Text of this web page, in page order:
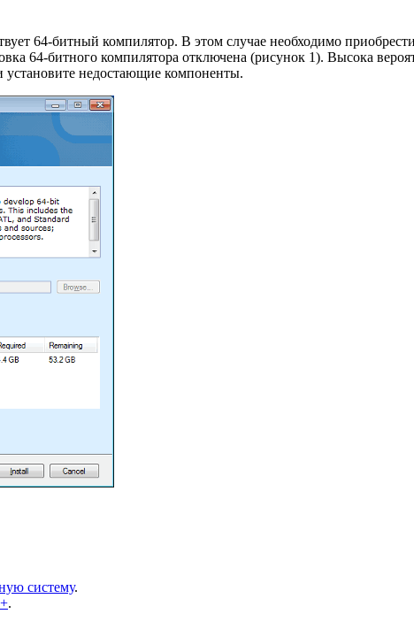
64-битный компилятор. В этом случае необходимо
64-битного компилятора отключена (рисунок 1). Высока
установите недостающие компоненты.
систему.
.